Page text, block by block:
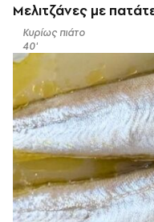
Μελιτζάνες με
Κυρίως πιάτο
40'